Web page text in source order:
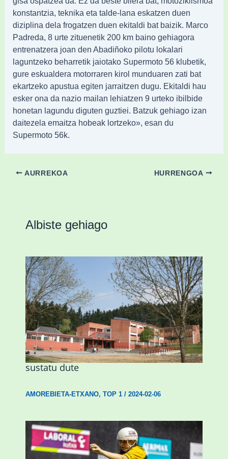
konstantzia, teknika eta talde-lana eskatzen duen
diziplina dela frogatzen duen ekitaldi bat baizik. Marco
Padreda, 8 urte zituenetik 200 km baino gehiagora
entrenatzera joan den Abadiñoko pilotu lokalari
laguntzeko beharretik jaiotako Supermoto 56 klubetik,
gure eskualdera motorraren kirol munduaren zati bat
ekartzeko apustua egiten jarraitzen dugu. Ekitaldi hau
esker ona da nazio mailan lehiatzen 9 urteko ibilbide
honetan lagundu diguten guztiei. Batzuk gehiago izan
daitezela emaitza hobeak lortzeko», esan du
Supermoto 56k.
AURREKOA HURRENGOA
Albiste gehiago
Amorebietak eta Eusko Jaurlaritzak
Urritxen institutu berri bat eraikitzea
sustatu dute
AMOREBIETA-ETXANO, TOP 1/ 2024-02-06